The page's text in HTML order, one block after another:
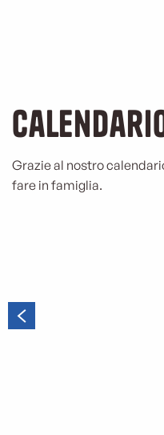
Grazie al nostro
fare in famiglia.